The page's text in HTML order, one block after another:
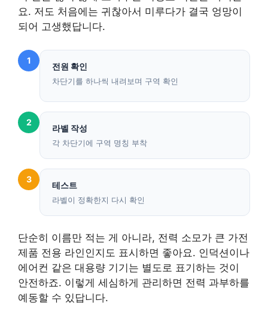
요. 저도 처음에는 귀찮아서 미루다가 결국 엉망이
되어 고생했답니다.
1
전원 확인
차단기를 하나씩 내려보며 구역 확인
2
라벨 작성
각 차단기에 구역 명칭 부착
3
테스트
라벨이 정확한지 다시 확인
단순히 이름만 적는 게 아니라, 전력 소모가 큰 가전
제품 전용 라인인지도 표시하면 좋아요. 인덕션이나
에어컨 같은 대용량 기기는 별도로 표기하는 것이
안전하죠. 이렇게 세심하게 관리하면 전력 과부하를
예동할 수 있답니다.